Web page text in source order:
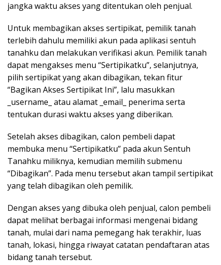
jangka waktu akses yang ditentukan oleh penjual.
Untuk membagikan akses sertipikat, pemilik tanah
terlebih dahulu memiliki akun pada aplikasi sentuh
tanahku dan melakukan verifikasi akun. Pemilik tanah
dapat mengakses menu “Sertipikatku”, selanjutnya,
pilih sertipikat yang akan dibagikan, tekan fitur
“Bagikan Akses Sertipikat Ini”, lalu masukkan
_username_ atau alamat _email_ penerima serta
tentukan durasi waktu akses yang diberikan.
Setelah akses dibagikan, calon pembeli dapat
membuka menu “Sertipikatku” pada akun Sentuh
Tanahku miliknya, kemudian memilih submenu
“Dibagikan”. Pada menu tersebut akan tampil sertipikat
yang telah dibagikan oleh pemilik.
Dengan akses yang dibuka oleh penjual, calon pembeli
dapat melihat berbagai informasi mengenai bidang
tanah, mulai dari nama pemegang hak terakhir, luas
tanah, lokasi, hingga riwayat catatan pendaftaran atas
bidang tanah tersebut.